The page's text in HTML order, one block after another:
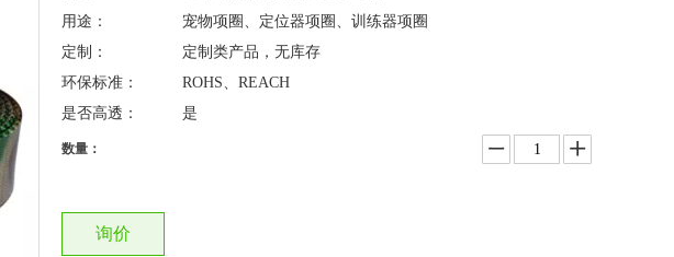
用途：
宠物项圈、定位器项圈、训练器项圈
定制：
定制类产品，无库存
环保标准：
ROHS、REACH
是否高透：
是
数量：
询价